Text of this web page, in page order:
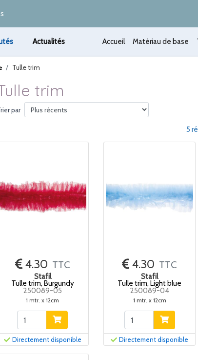
Actualités Accueil Matériau de base
Tulle trim
trim
par
5
4.30 TTC
Stafil
Tulle trim, Burgundy
250089-05
1 mtr. x 12cm
Directement disponible
4.30 TTC
Stafil
Tulle trim, Light blue
250089-04
1 mtr. x 12cm
Directement disponible